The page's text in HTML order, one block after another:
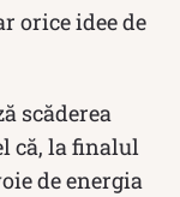
orice idee de
scăderea
că, la finalul
de energia